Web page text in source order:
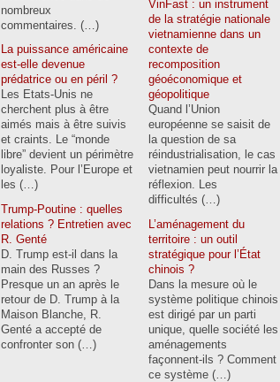
nombreux
commentaires. (…)
La puissance américaine
est-elle devenue
prédatrice ou en péril ?
Les Etats-Unis ne
cherchent plus à être
aimés mais à être suivis
et craints. Le “monde
libre” devient un périmètre
loyaliste. Pour l’Europe et
les (…)
Trump-Poutine : quelles
relations ? Entretien avec
R. Genté
D. Trump est-il dans la
main des Russes ?
Presque un an après le
retour de D. Trump à la
Maison Blanche, R.
Genté a accepté de
confronter son (…)
VinFast : un instrument
de la stratégie nationale
vietnamienne dans un
contexte de
recomposition
géoéconomique et
géopolitique
Quand l’Union
européenne se saisit de
la question de sa
réindustrialisation, le cas
vietnamien peut nourrir la
réflexion. Les
difficultés (…)
L’aménagement du
territoire : un outil
stratégique pour l’État
chinois ?
Dans la mesure où le
système politique chinois
est dirigé par un parti
unique, quelle société les
aménagements
façonnent-ils ? Comment
ce système (…)